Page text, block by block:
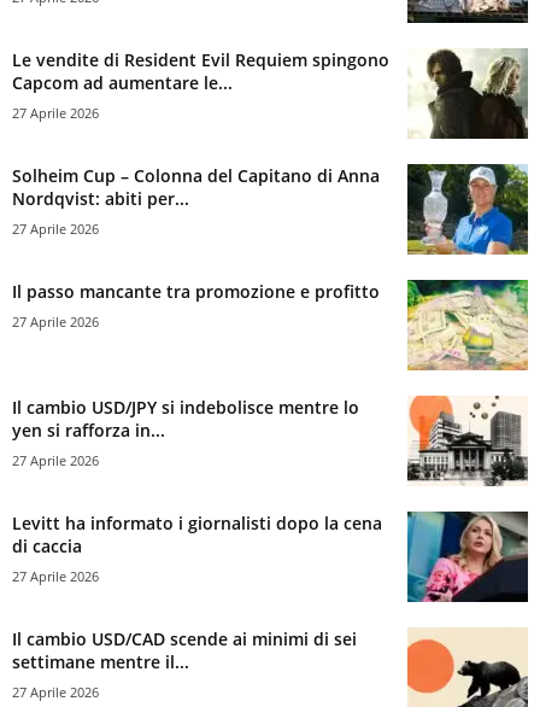
Le vendite di Resident Evil Requiem spingono
Capcom ad aumentare le...
27 Aprile 2026
Solheim Cup – Colonna del Capitano di Anna
Nordqvist: abiti per...
27 Aprile 2026
Il passo mancante tra promozione e profitto
27 Aprile 2026
Il cambio USD/JPY si indebolisce mentre lo
yen si rafforza in...
27 Aprile 2026
Levitt ha informato i giornalisti dopo la cena
di caccia
27 Aprile 2026
Il cambio USD/CAD scende ai minimi di sei
settimane mentre il...
27 Aprile 2026